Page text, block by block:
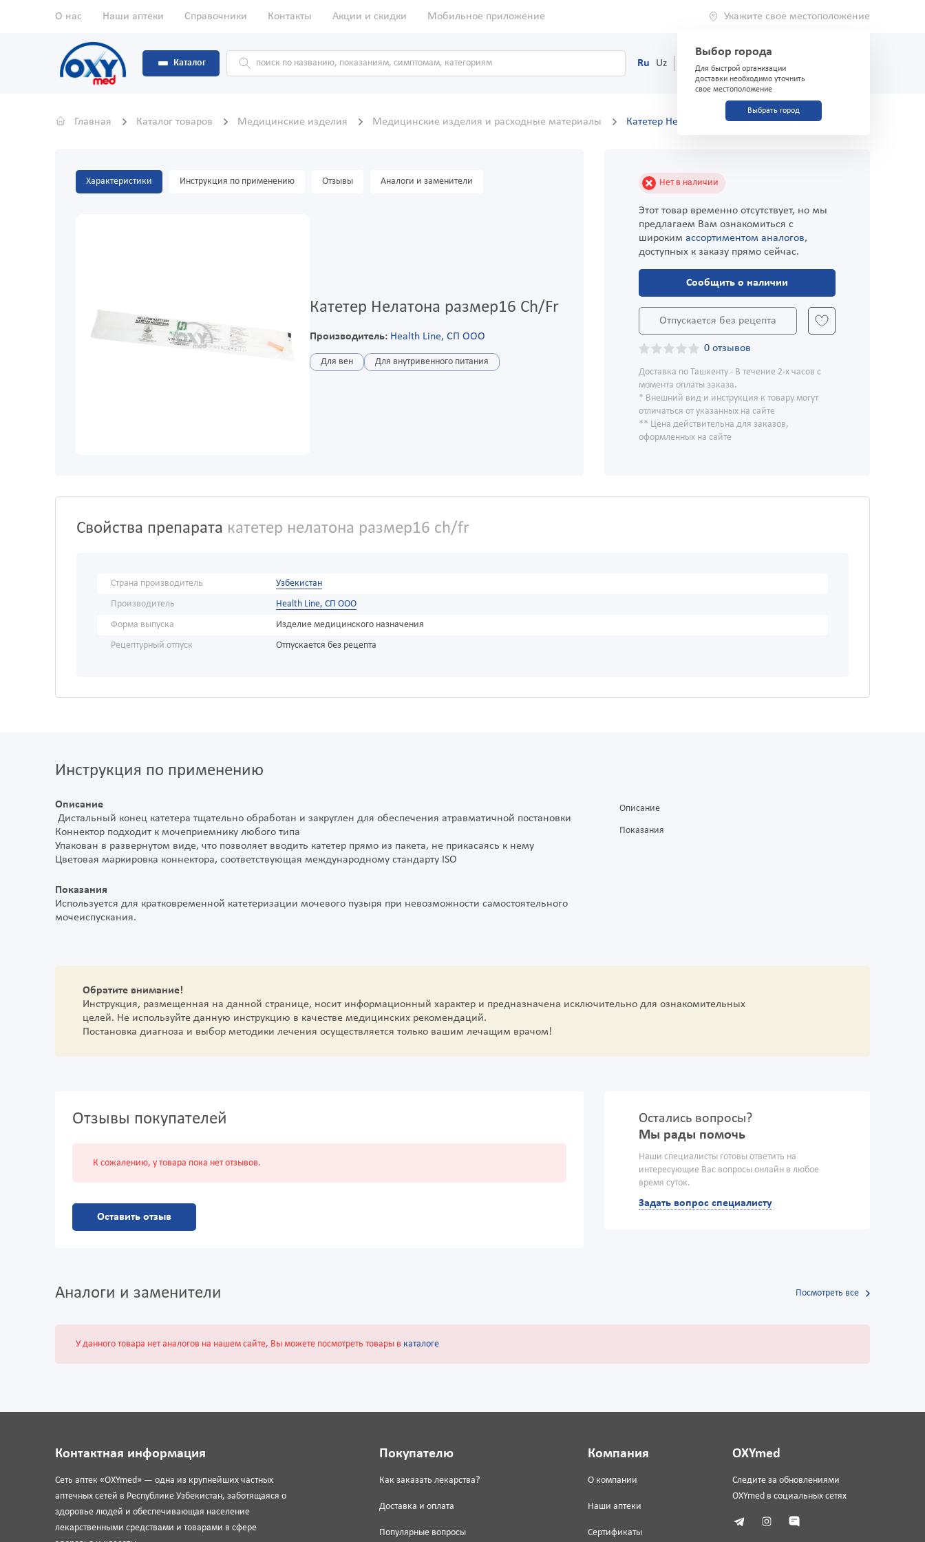
О нас Наши аптеки Справочники Контакты Акции и скидки Мобильное приложение Укажите свое местоположение
Выбор города
Для быстрой организации
доставки необходимо уточнить
свое местоположение
Выбрать город
Каталог Ru Uz (71) 200-03-03
Главная Каталог товаров Медицинские изделия Медицинские изделия и расходные материалы Катетер Нелатона размер16 Ch/Fr
Характеристики Инструкция по применению Отзывы Аналоги и заменители
Катетер Нелатона размер16 Ch/Fr
Производитель: Health Line, СП ООО
Для вен Для внутривенного питания
Нет в наличии
Этот товар временно отсутствует, но мы
предлагаем Вам ознакомиться с
широким ассортиментом аналогов,
доступных к заказу прямо сейчас.
Сообщить о наличии
Отпускается без рецепта
0 отзывов
Доставка по Ташкенту - В течение 2-х часов с
момента оплаты заказа.
* Внешний вид и инструкция к товару могут
отличаться от указанных на сайте
** Цена действительна для заказов,
оформленных на сайте
Свойства препарата катетер нелатона размер16 ch/fr
Страна производитель
Узбекистан
Производитель
Health Line, СП ООО
Форма выпуска
Изделие медицинского назначения
Рецептурный отпуск
Отпускается без рецепта
Инструкция по применению
Описание
Дистальный конец катетера тщательно обработан и закруглен для обеспечения атравматичной постановки
Коннектор подходит к мочеприемнику любого типа
Упакован в развернутом виде, что позволяет вводить катетер прямо из пакета, не прикасаясь к нему
Цветовая маркировка коннектора, соответствующая международному стандарту ISO
Показания
Используется для кратковременной катетеризации мочевого пузыря при невозможности самостоятельного
мочеиспускания.
Описание
Показания
Обратите внимание!
Инструкция, размещенная на данной странице, носит информационный характер и предназначена исключительно для ознакомительных
целей. Не используйте данную инструкцию в качестве медицинских рекомендаций.
Постановка диагноза и выбор методики лечения осуществляется только вашим лечащим врачом!
Отзывы покупателей
К сожалению, у товара пока нет отзывов.
Оставить отзыв
Остались вопросы?
Мы рады помочь
Наши специалисты готовы ответить на
интересующие Вас вопросы онлайн в любое
время суток.
Задать вопрос специалисту
Аналоги и заменители Посмотреть все
У данного товара нет аналогов на нашем сайте, Вы можете посмотреть товары в каталоге
Контактная информация
Сеть аптек «OXYmed» — одна из крупнейших частных
аптечных сетей в Республике Узбекистан, заботящаяся о
здоровье людей и обеспечивающая население
лекарственными средствами и товарами в сфере
Покупателю
Как заказать лекарства?
Доставка и оплата
Популярные вопросы
Компания
О компании
Наши аптеки
Сертификаты
OXYmed
Следите за обновлениями
OXYmed в социальных сетях